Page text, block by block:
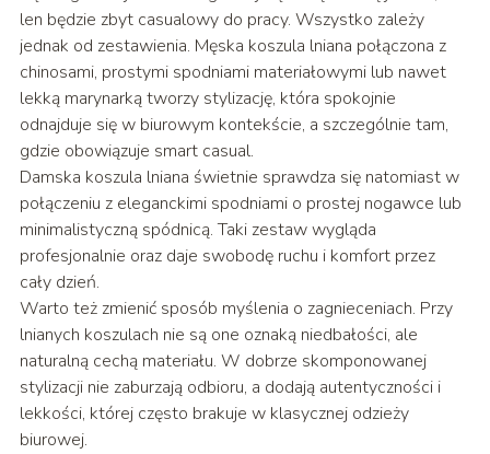
len będzie zbyt casualowy do pracy. Wszystko zależy
jednak od zestawienia. Męska koszula lniana połączona z
chinosami, prostymi spodniami materiałowymi lub nawet
lekką marynarką tworzy stylizację, która spokojnie
odnajduje się w biurowym kontekście, a szczególnie tam,
gdzie obowiązuje smart casual.
Damska koszula lniana świetnie sprawdza się natomiast w
połączeniu z eleganckimi spodniami o prostej nogawce lub
minimalistyczną spódnicą. Taki zestaw wygląda
profesjonalnie oraz daje swobodę ruchu i komfort przez
cały dzień.
Warto też zmienić sposób myślenia o zagnieceniach. Przy
lnianych koszulach nie są one oznaką niedbałości, ale
naturalną cechą materiału. W dobrze skomponowanej
stylizacji nie zaburzają odbioru, a dodają autentyczności i
lekkości, której często brakuje w klasycznej odzieży
biurowej.